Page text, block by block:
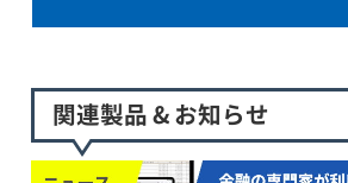
関連製品 & お知らせ